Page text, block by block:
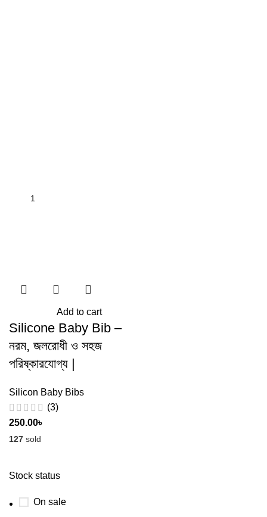
Stock status
On sale
Add to cart
Silicone Baby Bib –
নরম, জলরোধী ও সহজ
পরিষ্কারযোগ্য |
Silicon Baby Bibs
(3)
250.00৳
127 sold